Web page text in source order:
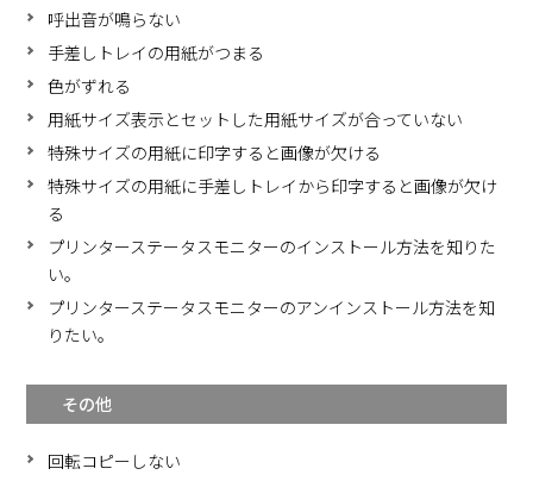
呼出音が鳴らない
手差しトレイの用紙がつまる
色がずれる
用紙サイズ表示とセットした用紙サイズが合っていない
特殊サイズの用紙に印字すると画像が欠ける
特殊サイズの用紙に手差しトレイから印字すると画像が欠け
る
プリンターステータスモニターのインストール方法を知りた
い。
プリンターステータスモニターのアンインストール方法を知
りたい。
その他
回転コピーしない